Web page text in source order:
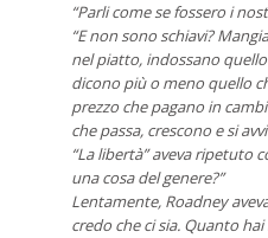
“Parli come se fossero i
“E non sono schiavi?
nel piatto, indossano
dicono più o meno quello
prezzo che pagano in
che passa, crescono e si
“La libertà” aveva ripetuto
una cosa del genere?”
Lentamente, Roadney
credo che ci sia. Quanto hai